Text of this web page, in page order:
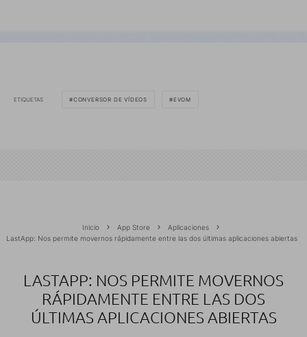
ETIQUETAS CONVERSOR DE VÍDEOS EVOM
Inicio App Store
Aplicaciones
LastApp: Nos permite movernos rápidamente entre las dos últimas aplicaciones abiertas
LASTAPP: NOS PERMITE MOVERNOS
RÁPIDAMENTE ENTRE LAS DOS
ÚLTIMAS APLICACIONES ABIERTAS